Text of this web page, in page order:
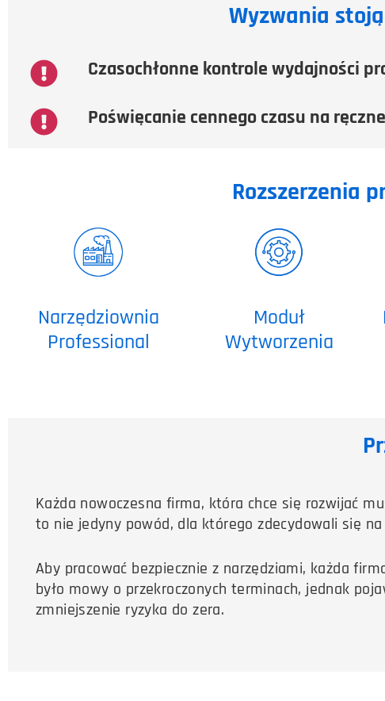
Wyzwania
Czasochłonne kontrole wydajności
Poświęcanie cennego czasu na
Rozszerzenia
Narzędziownia
Professional
Moduł
Wytworzenia
Każda nowoczesna firma, która chce się rozwijać
to nie jedyny powód, dla którego zdecydowali się na
Aby pracować bezpiecznie z narzędziami, każda
było mowy o przekroczonych terminach, jednak
zmniejszenie ryzyka do zera.